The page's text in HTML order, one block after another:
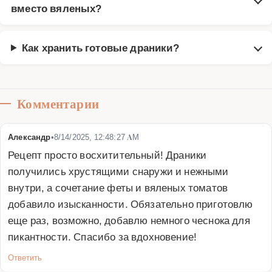
вместо вяленых?
Как хранить готовые драники?
Комментарии
Александр•8/14/2025, 12:48:27 AM
Рецепт просто восхитительный! Драники
получились хрустящими снаружи и нежными
внутри, а сочетание феты и вяленых томатов
добавило изысканности. Обязательно приготовлю
еще раз, возможно, добавлю немного чеснока для
пикантности. Спасибо за вдохновение!
Ответить